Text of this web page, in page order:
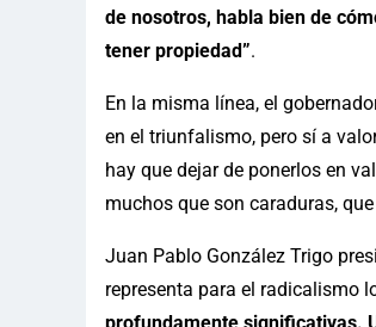
de nosotros, habla bien de
tener propiedad”.
En la misma línea, el
en el triunfalismo, pero sí a
hay que dejar de ponerlos en
muchos que son caraduras,
Juan Pablo González Trigo
representa para el radicalismo